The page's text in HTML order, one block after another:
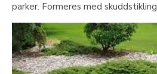
parker. Formeres med